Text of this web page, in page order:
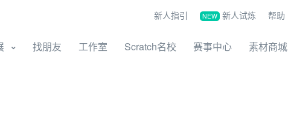
新人指引 NEW 新人试炼 帮助
找朋友 工作室 Scratch名校 赛事中心 素材商城